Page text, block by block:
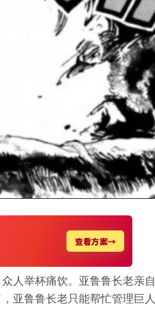
人举杯痛饮。亚鲁鲁长老亲自
亚鲁鲁长老只能帮忙管理巨人